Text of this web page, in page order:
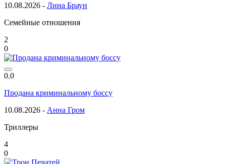
10.08.2026 - Лина Браун
Семейные отношения
2
0
0.0
Продана криминальному боссу
10.08.2026 - Анна Гром
Триллеры
4
0